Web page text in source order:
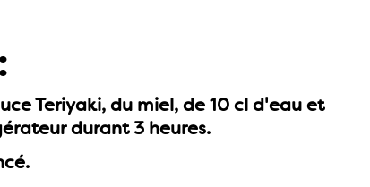
Teriyaki, du miel, de 10 cl d'eau et
durant 3 heures.